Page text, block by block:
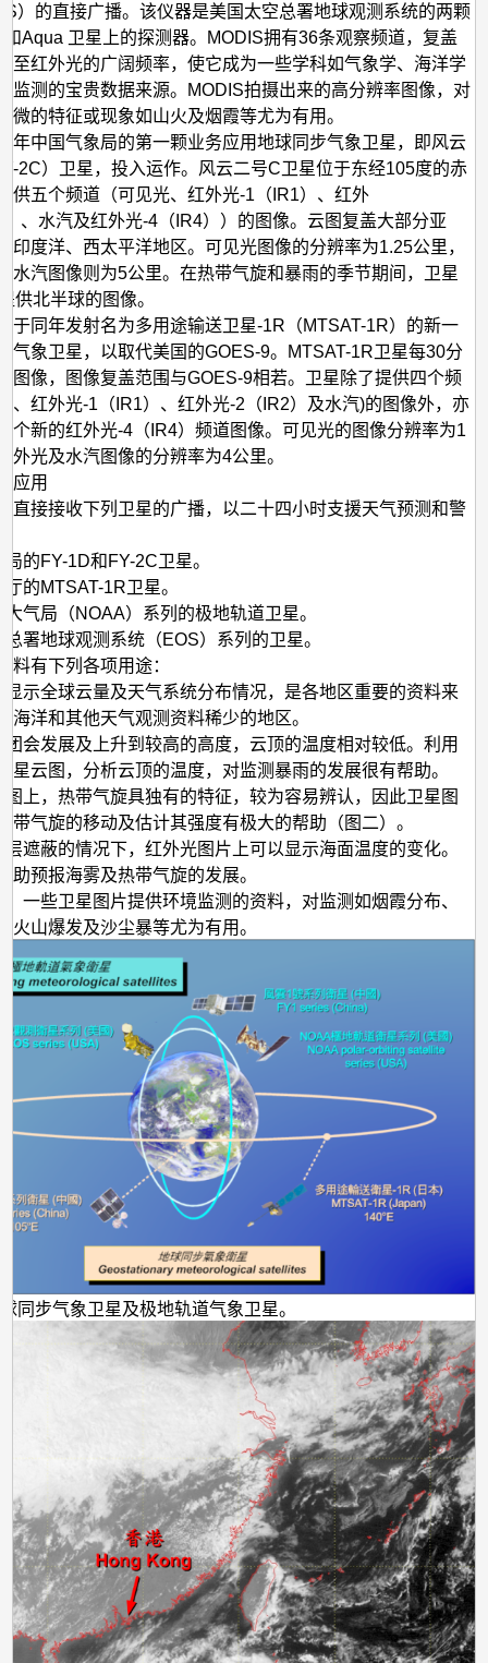
）的直接广播。该仪器是美国太空总署地球观测系统的两颗
和Aqua 卫星上的探测器。MODIS拥有36条观察频道，复盖
至红外光的广阔频率，使它成为一些学科如气象学、海洋学
监测的宝贵数据来源。MODIS拍摄出来的高分辨率图像，对
微的特征或现象如山火及烟霞等尤为有用。
年中国气象局的第一颗业务应用地球同步气象卫星，即风云
2C）卫星，投入运作。风云二号C卫星位于东经105度的赤
供五个频道（可见光、红外光-1（IR1）、红外
、水汽及红外光-4（IR4））的图像。云图复盖大部分亚
印度洋、西太平洋地区。可见光图像的分辨率为1.25公里，
水汽图像则为5公里。在热带气旋和暴雨的季节期间，卫星
供北半球的图像。
于同年发射名为多用途输送卫星-1R（MTSAT-1R）的新一
气象卫星，以取代美国的GOES-9。MTSAT-1R卫星每30分
图像，图像复盖范围与GOES-9相若。卫星除了提供四个频
、红外光-1（IR1）、红外光-2（IR2）及水汽)的图像外，亦
个新的红外光-4（IR4）频道图像。可见光的图像分辨率为1
外光及水汽图像的分辨率为4公里。
应用
直接接收下列卫星的广播，以二十四小时支援天气预测和警
的FY-1D和FY-2C卫星。
的MTSAT-1R卫星。
大气局（NOAA）系列的极地轨道卫星。
署地球观测系统（EOS）系列的卫星。
料有下列各项用途：
显示全球云量及天气系统分布情况，是各地区重要的资料来
海洋和其他天气观测资料稀少的地区。
团会发展及上升到较高的高度，云顶的温度相对较低。利用
星云图，分析云顶的温度，对监测暴雨的发展很有帮助。
图上，热带气旋具独有的特征，较为容易辨认，因此卫星图
带气旋的移动及估计其强度有极大的帮助（图二）。
层遮蔽的情况下，红外光图片上可以显示海面温度的变化。
助预报海雾及热带气旋的发展。
，一些卫星图片提供环境监测的资料，对监测如烟霞分布、
火山爆发及沙尘暴等尤为有用。
同步气象卫星及极地轨道气象卫星。